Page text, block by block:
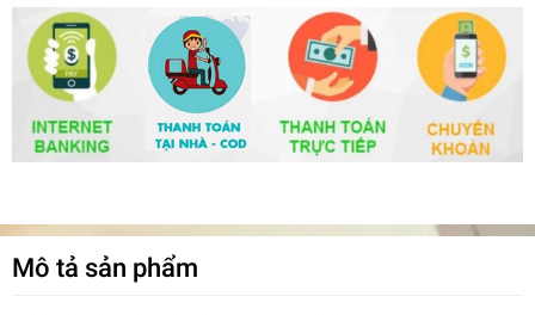
Mô tả sản phẩm